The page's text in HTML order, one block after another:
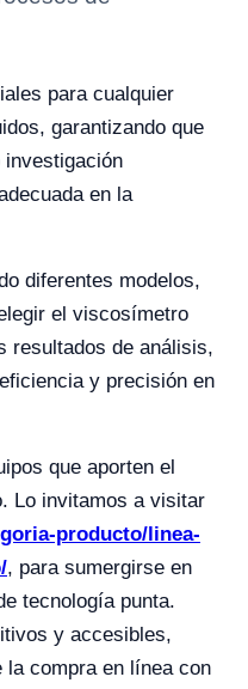
para cualquier
garantizando que
en la
diferentes modelos,
el viscosímetro
resultados de análisis,
y precisión en
que aporten el
Lo invitamos a visitar
producto/linea-
, para sumergirse en
tecnología punta.
y accesibles,
la compra en línea con